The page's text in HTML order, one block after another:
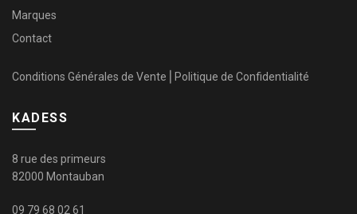
Marques
Contact
Conditions Générales de Vente Politique de Confidentialité
KADESS
8 rue des primeurs
82000 Montauban
09 79 68 02 61